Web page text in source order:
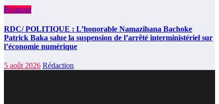
Politique
RDC/ POLITIQUE : L’honorable Namazihana Bachoke
Patrick Baka salue la suspension de l’arrêté interministériel sur
l’économie numérique
5 août 2026 Rédaction